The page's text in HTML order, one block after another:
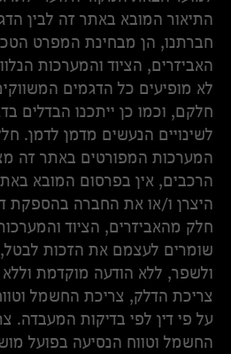
התיאור המובא באתר זה לבין
חברתנו, הן מבחינת המפרט
האביזרים, הציוד והמערכות
לא מופיעים כל הדגמים
חלקם, וכמו כן ייתכנו הבדלים
לשינויים הנעשים מדמן לדמן.
המערכות המפורטים באתר זה
הרכבים, אין בפרסום המובא
היצרן ו/או את החברה בהספקת
חלק מהאביזרים, הציוד
שומרים לעצמם את הזכות
ולשפר, ללא הודעה מוקדמת וללא
צריכת הדלק, צריכת החשמל
על פי דין לפי בדיקות המעבדה.
החשמל וטווח הנסיעה בפועל